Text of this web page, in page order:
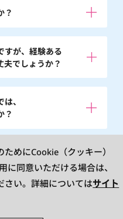
？
すが、経験ある
夫でしょうか？
、
？
定協会の承認や推奨、その他の検
is a registered trademark of
is not endorsed or approved
めにCookie（クッキー）
に同意いただける場合は、
さい。詳細についてはサイト